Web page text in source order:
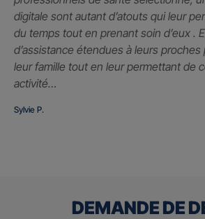
digitale sont autant d’atouts qui leur
du temps tout en prenant soin d’eux .
d’assistance étendues à leurs
leur famille tout en leur permettant de
activité…
Sylvie P.
DEMANDE DE